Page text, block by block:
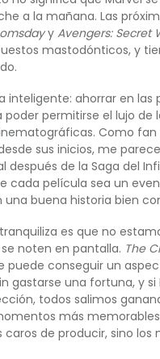
a la mañana. Las
y Avengers: Secret
mastodónticos, y
inteligente: ahorrar en las
poder permitirse el lujo de
Como fan
sus inicios, me
después de la Saga del
cada película sea un
buena historia bien
es que no
noten en pantalla. The
puede conseguir un
gastarse una fortuna, y si
todos salimos
más memorables
caros de producir, sino los